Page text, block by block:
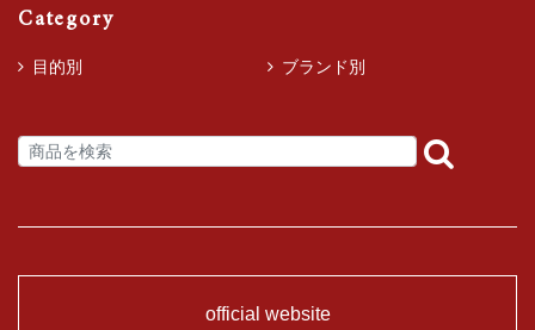
Category
目的別 ブランド別
official website